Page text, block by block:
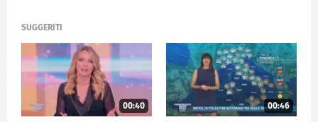
SUGGERITI
00:40 00:46